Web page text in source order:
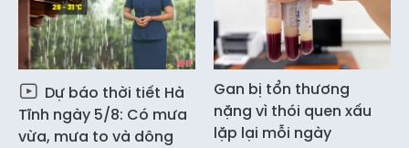
Dự báo thời tiết Hà
Tĩnh ngày 5/8: Có mưa
vừa, mưa to và dông
Gan bị tổn thương
nặng vì thói quen xấu
lặp lại mỗi ngày